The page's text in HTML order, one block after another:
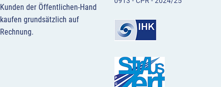
Kunden der Öffentlichen-Hand
kaufen grundsätzlich auf
Rechnung.